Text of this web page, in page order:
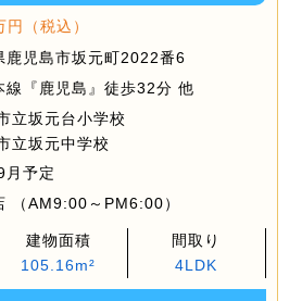
円（税込）
鹿児島市坂元町2022番6
線『鹿児島』徒歩32分 他
立坂元台小学校
立坂元中学校
月予定
（AM9:00～PM6:00）
建物面積
105.16m²
間取り
4LDK